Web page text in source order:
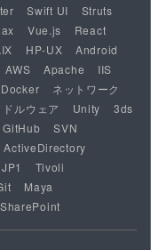
Swift UI
Struts
Vue.js
React
HP-UX
Android
AWS Apache
IIS
Docker
ネットワーク
ルウェア Unity
3ds
GitHub
SVN
ActiveDirectory
JP1
Tivoli
Maya
SharePoint